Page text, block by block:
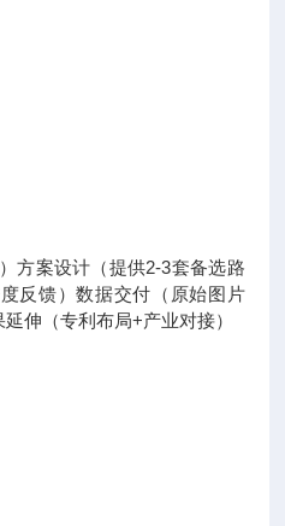
方案设计（提供2-3套备选路
反馈）数据交付（原始图片
伸（专利布局+产业对接）